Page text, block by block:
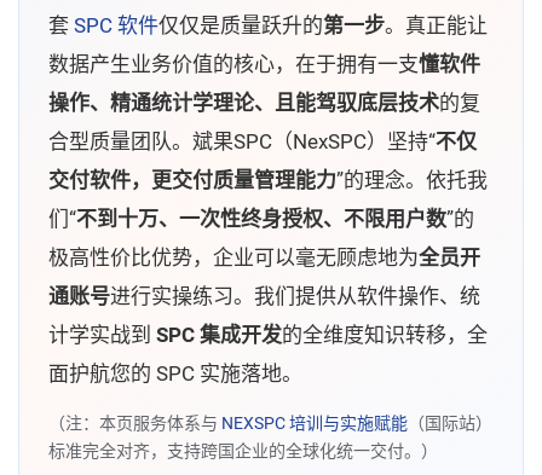
套 SPC 软件仅仅是质量跃升的第一步。真正能让
数据产生业务价值的核心，在于拥有一支懂软件
操作、精通统计学理论、且能驾驭底层技术的复
合型质量团队。斌果SPC（NexSPC）坚持“不仅
交付软件，更交付质量管理能力”的理念。依托我
们“不到十万、一次性终身授权、不限用户数”的
极高性价比优势，企业可以毫无顾虑地为全员开
通账号进行实操练习。我们提供从软件操作、统
计学实战到 SPC 集成开发的全维度知识转移，全
面护航您的 SPC 实施落地。
（注：本页服务体系与 NEXSPC 培训与实施赋能 （国际站）
标准完全对齐，支持跨国企业的全球化统一交付。）